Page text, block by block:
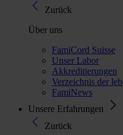
Zurück
Über uns
FamiCord Suisse
Unser Labor
Akkreditierungen
Verzeichnis der
FamiNews
Unsere Erfahrungen
Zurück